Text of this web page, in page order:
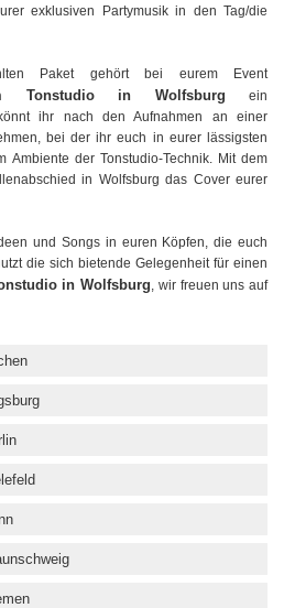
exklusiven Partymusik in den Tag/die
Paket gehört bei eurem Event
Tonstudio in Wolfsburg ein
ihr nach den Aufnahmen an einer
bei der ihr euch in eurer lässigsten
Ambiente der Tonstudio-Technik. Mit dem
in Wolfsburg das Cover eurer
und Songs in euren Köpfen, die euch
die sich bietende Gelegenheit für einen
in Wolfsburg, wir freuen uns auf